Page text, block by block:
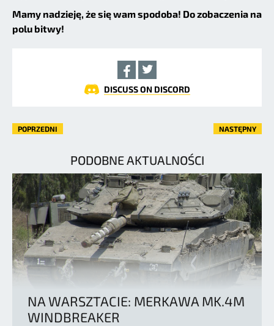
Mamy nadzieję, że się wam spodoba! Do zobaczenia na
polu bitwy!
DISCUSS ON DISCORD
POPRZEDNI NASTĘPNY
PODOBNE AKTUALNOŚCI
NA WARSZTACIE: MERKAWA MK.4M
WINDBREAKER